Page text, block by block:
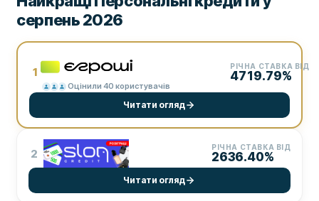
серпень 2026
1
Оцінили 40 користувачів
РІЧНА СТАВКА ВІД
4719.79%
Читати огляд
2 РІЧНА СТАВКА ВІД
2636.40%
Читати огляд